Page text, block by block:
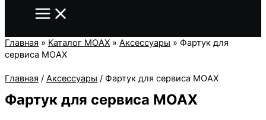
Главная » Каталог MOAX » Аксессуары » Фартук для
сервиса MOAX
Главная / Аксессуары / Фартук для сервиса MOAX
Фартук для сервиса MOAX